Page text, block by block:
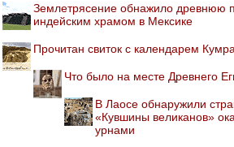
Землетрясение обнажило древнюю
индейским храмом в Мексике
Прочитан свиток с календарем
Что было на месте Древнего
В Лаосе обнаружили
«Кувшины великанов»
урнами